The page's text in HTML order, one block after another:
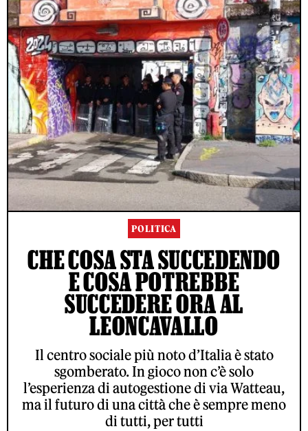
POLITICA
CHE COSA STA SUCCEDENDO
E COSA POTREBBE
SUCCEDERE ORA AL
LEONCAVALLO
Il centro sociale più noto d’Italia è stato
sgomberato. In gioco non c’è solo
l’esperienza di autogestione di via Watteau,
ma il futuro di una città che è sempre meno
di tutti, per tutti